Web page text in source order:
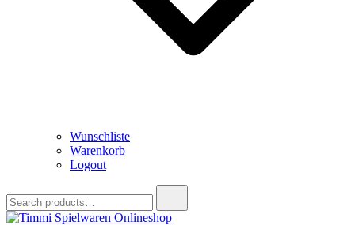
Wunschliste
Warenkorb
Logout
for: